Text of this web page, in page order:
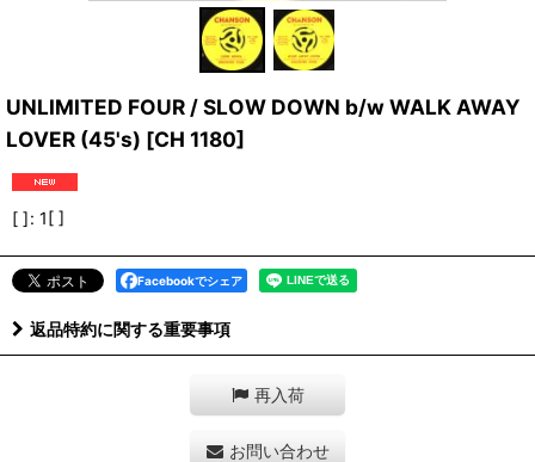
UNLIMITED FOUR / SLOW DOWN b/w WALK AWAY
LOVER (45's) [CH 1180]
[ ]: 1[ ]
Facebookでシェア
返品特約に関する重要事項
再入荷
お問い合わせ